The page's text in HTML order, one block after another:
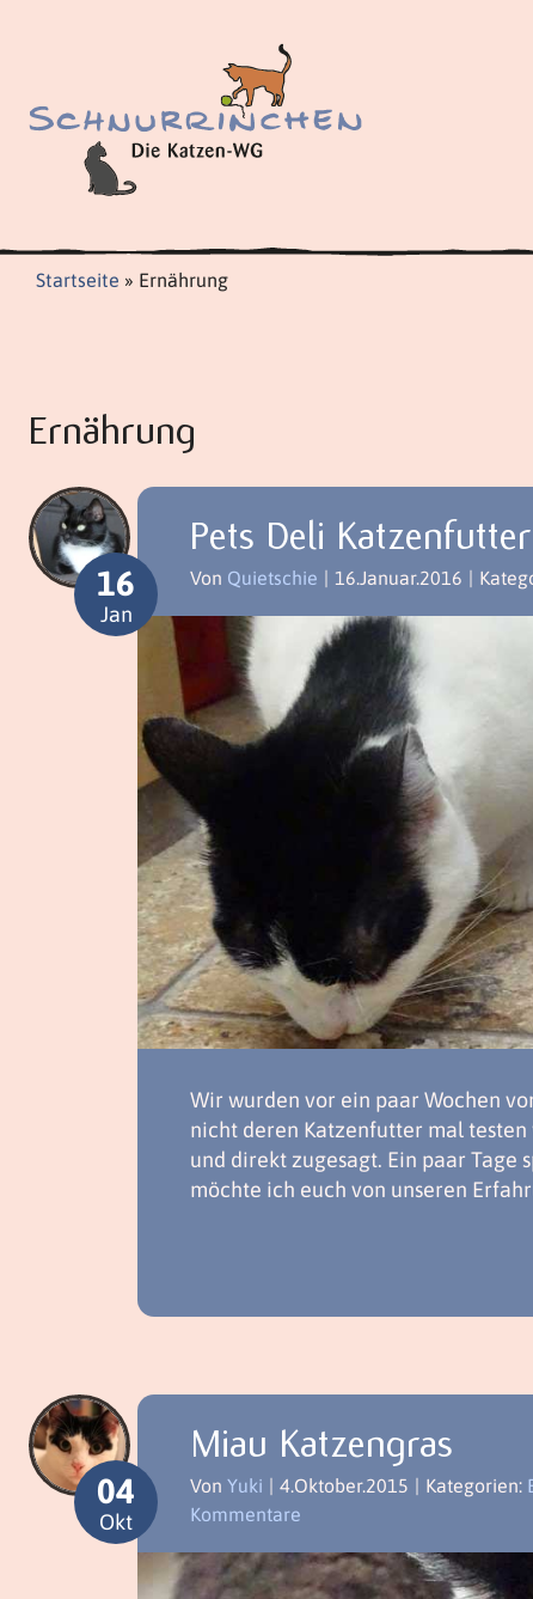
Startseite » Ernährung
Ernährung
16
Jan
Pets Deli
Von Quietschie | 16.Januar.2016 |
Wir wurden vor ein paar Wochen
nicht deren Katzenfutter mal
und direkt zugesagt. Ein paar Tage
möchte ich euch von unseren
04
Okt
Miau Katzengras
Von Yuki | 4.Oktober.2015 | Kategorien:
Kommentare